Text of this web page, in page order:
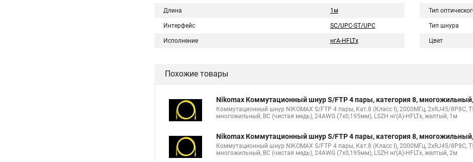
Длина 1м
Интерфейс SC/UPC-ST/UPC
Исполнение нгA-HFLTx
Тип
Тип шнура
Цвет
Похожие товары
Nikomax Коммутационный шнур S/FTP 4 пары, категория 8,
Коммутационный шнур NIKOMAX S/FTP 4 пары, Кат.8 (Класс I), 2000МГц, 2хRJ45/8P8C,
многожильный, BC (чистая медь), 24AWG (7х0,195мм), LSZH нг(А)-HFLTx, желтый, 1м
Nikomax Коммутационный шнур S/FTP 4 пары, категория 8,
Коммутационный шнур NIKOMAX S/FTP 4 пары, Кат.8 (Класс I), 2000МГц, 2хRJ45/8P8C,
многожильный, BC (чистая медь), 24AWG (7х0,195мм), LSZH нг(А)-HFLTx, желтый, 2м